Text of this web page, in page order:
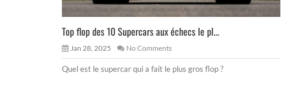
Top flop des 10 Supercars aux échecs le pl...
Jan 28, 2025 No Comments
Quel est le supercar qui a fait le plus gros flop ?